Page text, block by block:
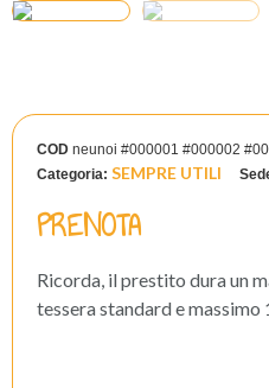
COD neunoi #000001 #000002
Categoria: SEMPRE UTILI
PRENOTA
Ricorda, il prestito dura un
tessera standard e massimo